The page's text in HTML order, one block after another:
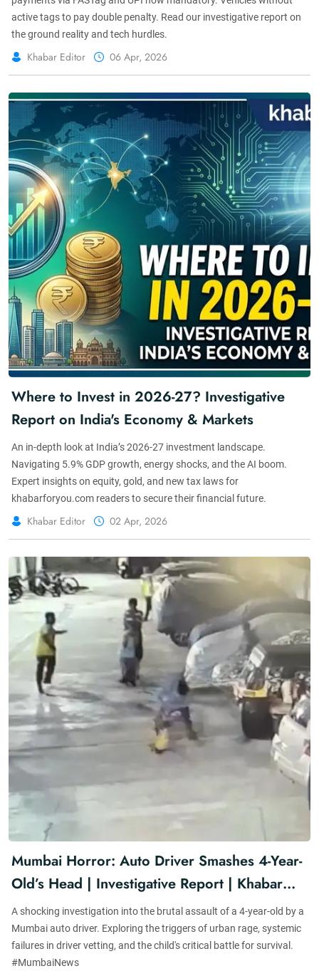
active tags to pay double penalty. Read our investigative report on
the ground reality and tech hurdles.
Khabar Editor 06 Apr, 2026
Where to Invest in 2026-27? Investigative
Report on India's Economy & Markets
An in-depth look at India’s 2026-27 investment landscape.
Navigating 5.9% GDP growth, energy shocks, and the AI boom.
Expert insights on equity, gold, and new tax laws for
khabarforyou.com readers to secure their financial future.
Khabar Editor 02 Apr, 2026
Mumbai Horror: Auto Driver Smashes 4-Year-
Old’s Head | Investigative Report | Khabar
For You
A shocking investigation into the brutal assault of a 4-year-old by a
Mumbai auto driver. Exploring the triggers of urban rage, systemic
failures in driver vetting, and the child's critical battle for survival.
#MumbaiNews